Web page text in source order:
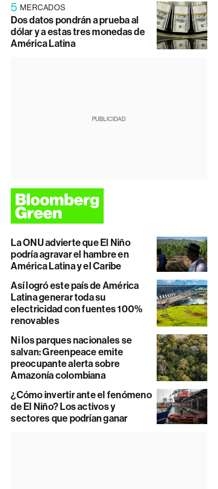
5 MERCADOS
Dos datos pondrán a prueba al
dólar y a estas tres monedas de
América Latina
PUBLICIDAD
La ONU advierte que El Niño
podría agravar el hambre en
América Latina y el Caribe
Así logró este país de América
Latina generar toda su
electricidad con fuentes 100%
renovables
Ni los parques nacionales se
salvan: Greenpeace emite
preocupante alerta sobre
Amazonía colombiana
¿Cómo invertir ante el fenómeno
de El Niño? Los activos y
sectores que podrían ganar